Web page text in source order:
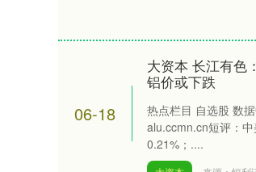
06-18
大资本 长江有色
铝价或下跌
热点栏目 自选股 数
alu.ccmn.cn短评：
0.21%；....